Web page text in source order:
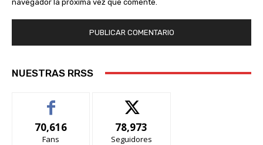
navegador la próxima vez que comente.
NUESTRAS RRSS
70,616
Fans
78,973
Seguidores